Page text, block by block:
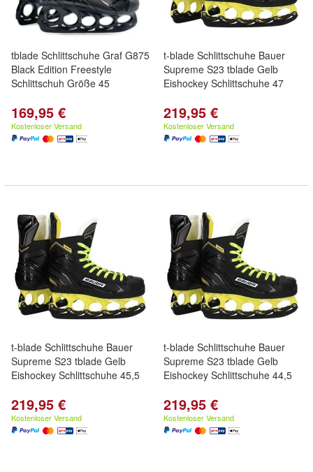
tblade Schlittschuhe Graf G875
Black Edition Freestyle
Schlittschuh Größe 45
169,95 €
Kostenloser Versand
t-blade Schlittschuhe Bauer
Supreme S23 tblade Gelb
Eishockey Schlittschuhe 47
219,95 €
Kostenloser Versand
t-blade Schlittschuhe Bauer
Supreme S23 tblade Gelb
Eishockey Schlittschuhe 45,5
219,95 €
Kostenloser Versand
t-blade Schlittschuhe Bauer
Supreme S23 tblade Gelb
Eishockey Schlittschuhe 44,5
219,95 €
Kostenloser Versand